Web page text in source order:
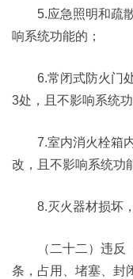
5.应急照明和疏散
响系统功能的；
6.常闭式防火门处
3处，且不影响系统功
7.室内消火栓箱内
改，且不影响系统功
8.灭火器材损坏，
（二十二）违反《
条，占用、堵塞、封